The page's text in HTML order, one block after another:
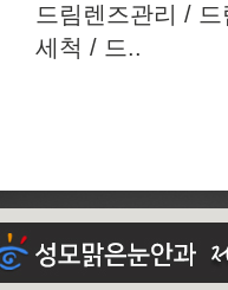
드림렌즈관리 /
세척 / 드..